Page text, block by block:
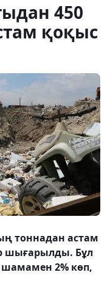
450
қоқыс
тоннадан астам
шығарылды. Бұл
2% көп,